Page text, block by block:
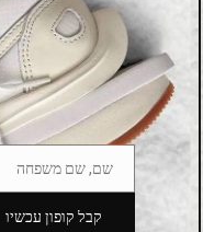
White
SALE
Name
שם, שם משפחה
קבל קופון עכשיו